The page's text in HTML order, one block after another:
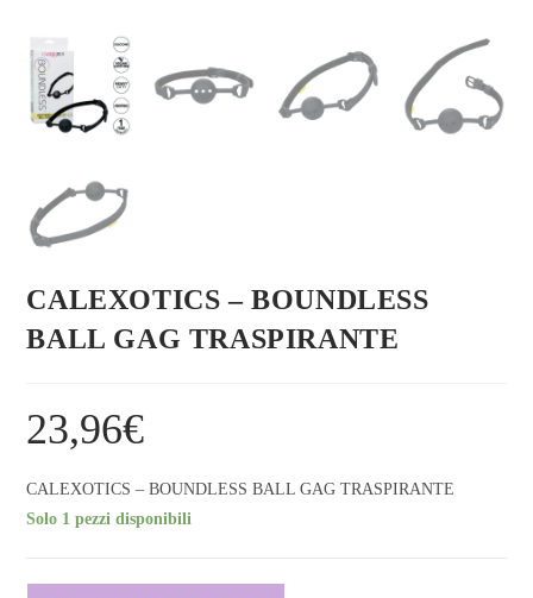
CALEXOTICS – BOUNDLESS
BALL GAG TRASPIRANTE
23,96€
CALEXOTICS – BOUNDLESS BALL GAG TRASPIRANTE
Solo 1 pezzi disponibili